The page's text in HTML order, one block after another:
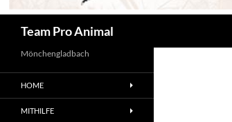
Team Pro Animal
Mönchengladbach
HOME
MITHILFE